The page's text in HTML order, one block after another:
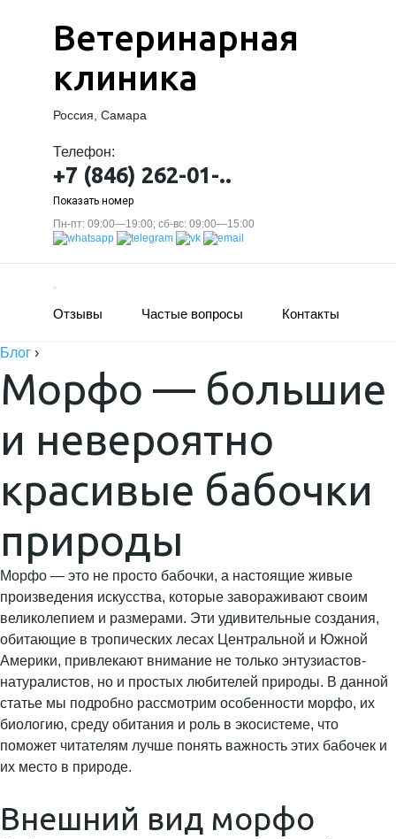
Ветеринарная
клиника
Россия, Самара
Телефон:
+7 (846) 262-01-..
Показать номер
Пн-пт: 09:00—19:00; сб-вс: 09:00—15:00
Отзывы Частые вопросы Контакты
Блог ›
Морфо — большие
и невероятно
красивые бабочки
природы
Морфо — это не просто бабочки, а настоящие живые
произведения искусства, которые завораживают своим
великолепием и размерами. Эти удивительные создания,
обитающие в тропических лесах Центральной и Южной
Америки, привлекают внимание не только энтузиастов-
натуралистов, но и простых любителей природы. В данной
статье мы подробно рассмотрим особенности морфо, их
биологию, среду обитания и роль в экосистеме, что
поможет читателям лучше понять важность этих бабочек и
их место в природе.
Внешний вид морфо